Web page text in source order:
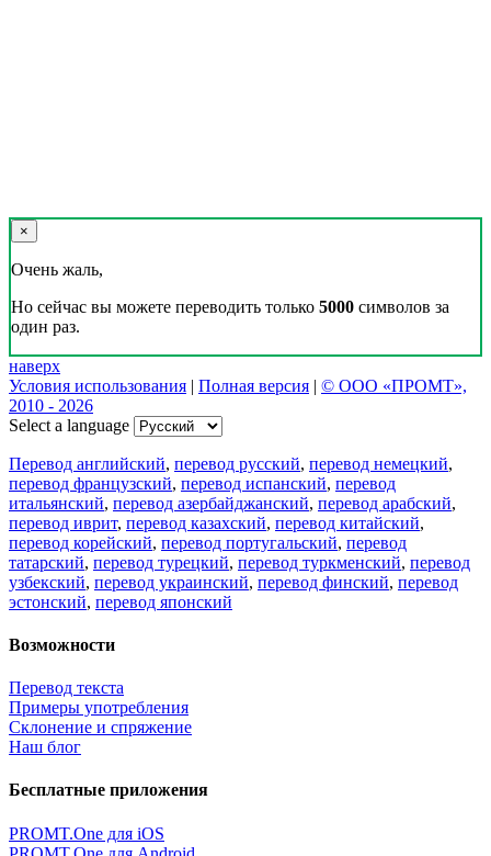
×
Очень жаль,
Но сейчас вы можете переводить только 5000 символов за
один раз.
наверх
Условия использования | Полная версия | © ООО «ПРОМТ»,
2010 - 2026
Select a language
Перевод английский, перевод русский, перевод немецкий,
перевод французский, перевод испанский, перевод
итальянский, перевод азербайджанский, перевод арабский,
перевод иврит, перевод казахский, перевод китайский,
перевод корейский, перевод португальский, перевод
татарский, перевод турецкий, перевод туркменский, перевод
узбекский, перевод украинский, перевод финский, перевод
эстонский, перевод японский
Возможности
Перевод текста
Примеры употребления
Склонение и спряжение
Наш блог
Бесплатные приложения
PROMT.One для iOS